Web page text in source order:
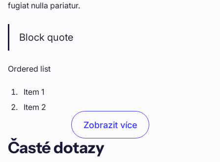
fugiat nulla pariatur.
Block quote
Ordered list
Item 1
Item 2
Unordered list
Zobrazit více
Časté dotazy